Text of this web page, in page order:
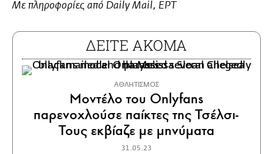
Με πληροφορίες από Daily Mail, ΕΡΤ
ΔΕΙΤΕ ΑΚΟΜΑ
ΑΘΛΗΤΙΣΜΟΣ
Μοντέλο του Onlyfans
παρενοχλούσε παίκτες της Τσέλσι-
Τους εκβίαζε με μηνύματα
31.05.23